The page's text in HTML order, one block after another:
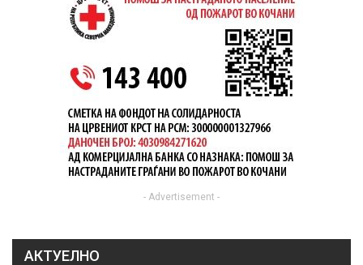
- Advertisement -
АКТУЕЛНО